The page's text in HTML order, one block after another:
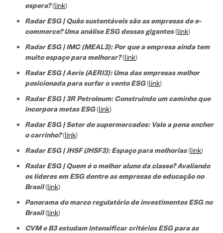
espera?(link)
Radar ESG | Quão sustentáveis são as empresas de e-
commerce? Uma análise ESG dessas gigantes(link)
Radar ESG | IMC (MEAL3): Por que a empresa ainda tem
muito espaço para melhorar?(link)
Radar ESG | Aeris (AERI3): Uma das empresas melhor
posicionada para surfar o vento ESG(link)
Radar ESG | 3R Petroleum: Construindo um caminho que
incorpora metas ESG(link)
Radar ESG | Setor de supermercados: Vale a pena encher
o carrinho?(link)
Radar ESG | JHSF (JHSF3): Espaço para melhorias(link)
Radar ESG | Quem é o melhor aluno da classe? Avaliando
os líderes em ESG dentre as empresas de educação no
Brasil(link)
Panorama do marco regulatório de investimentos ESG no
Brasil(link)
CVM e B3 estudam intensificar critérios ESG para as